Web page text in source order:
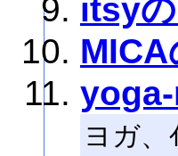
itsy
ヨガ、